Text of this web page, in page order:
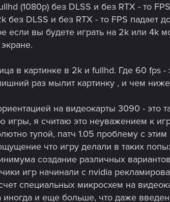
(1080p) без DLSS и без RTX - то
без DLSS и без RTX - то FPS падает
если вы будете играть на 2k или 4k
в картинке в 2k и fullhd. Где 60 fps
раз мылит картинку , и чем
на видеокарты 3090 - это
игры, я считаю это неуважением к
тупой, патч 1.05 проблему с
что игру делали в таких
создание различных
игр начинали с nvidia
специальных микросхем на
иногда и еще больше, что даже